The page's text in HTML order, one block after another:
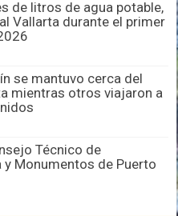
de litros de agua potable,
Vallarta durante el primer
se mantuvo cerca del
mientras otros viajaron a
Técnico de
y Monumentos de Puerto